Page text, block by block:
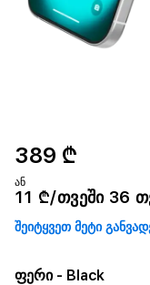
389 ₾
ან
11 ₾/თვეში 36
შეიტყვეთ მეტი
ფერი- Black